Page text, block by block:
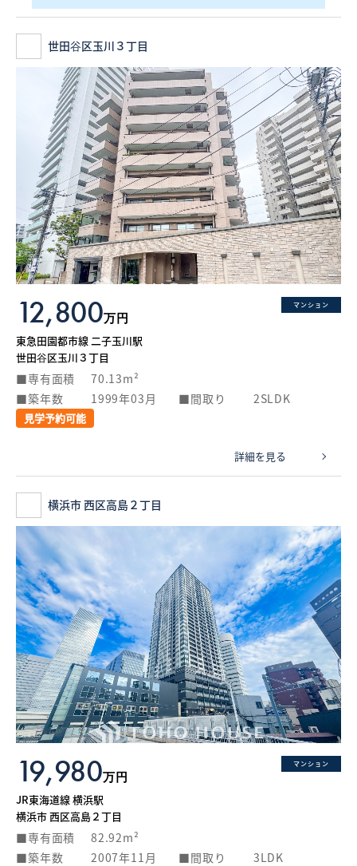
世田谷区玉川３丁目
マンション
12,800万円
東急田園都市線 二子玉川駅
世田谷区玉川３丁目
専有面積
70.13m²
築年数
1999年03月 間取り 2SLDK
見学予約可能
詳細を見る
横浜市 西区高島２丁目
マンション
19,980万円
JR東海道線 横浜駅
横浜市 西区高島２丁目
専有面積
82.92m²
築年数
2007年11月 間取り 3LDK